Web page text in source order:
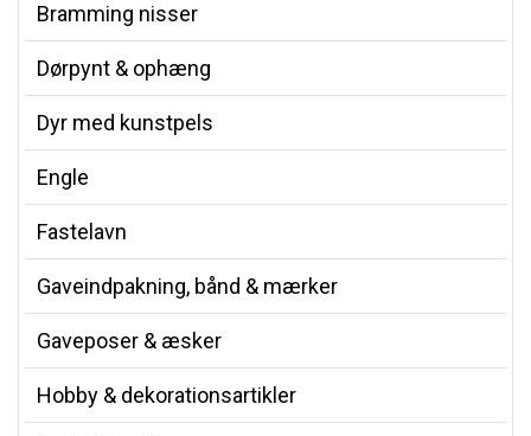
Bramming nisser
Dørpynt & ophæng
Dyr med kunstpels
Engle
Fastelavn
Gaveindpakning, bånd & mærker
Gaveposer & æsker
Hobby & dekorationsartikler